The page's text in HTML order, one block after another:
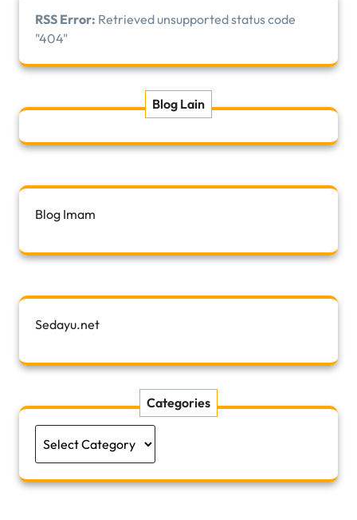
RSS Error: Retrieved unsupported status code
"404"
Blog Lain
Blog Imam
Sedayu.net
Categories